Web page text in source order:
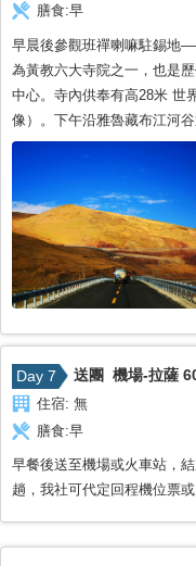
膳食:早
早晨後參觀班禪喇嘛駐錫地
為黃教六大寺院之一，也是
中心。寺內供奉有高28米 世
像）。下午沿雅魯藏布江河
Day 7 送團 機場-拉薩
住宿: 無
膳食:早
早餐後送至機場或火車站，
趟，我社可代定回程機位票或